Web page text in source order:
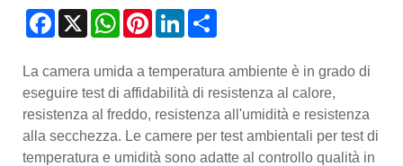
Facebook
X WhatsAppPinterestLinkedIn
La camera umida a temperatura ambiente è in grado di
eseguire test di affidabilità di resistenza al calore,
resistenza al freddo, resistenza all'umidità e resistenza
alla secchezza. Le camere per test ambientali per test di
temperatura e umidità sono adatte al controllo qualità in